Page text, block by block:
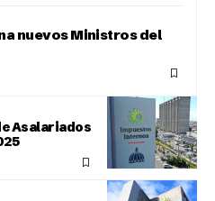
nuevos Ministros del
Asalariados